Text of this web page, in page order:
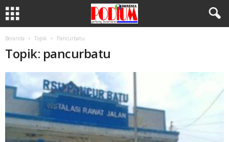
Beranda Topik Pancurbatu
Topik: pancurbatu